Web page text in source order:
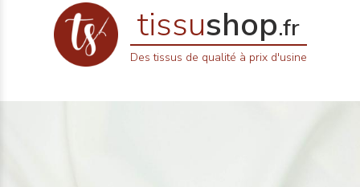
tissushop.fr
Des tissus de qualité à prix d'usine